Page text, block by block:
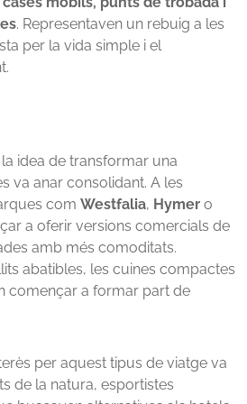
. Representaven un rebuig a les
per la vida simple i el
idea de transformar una
va anar consolidant. A les
com Westfalia, Hymer o
a oferir versions comercials de
amb més comoditats.
abatibles, les cuines compactes
començar a formar part de
per aquest tipus de viatge va
de la natura, esportistes